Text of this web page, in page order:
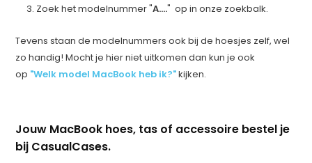
Zoek het modelnummer "A...." op in onze zoekbalk.
Tevens staan de modelnummers ook bij de hoesjes zelf, wel
zo handig! Mocht je hier niet uitkomen dan kun je ook
op "Welk model MacBook heb ik?"kijken.
Jouw MacBook hoes, tas of accessoire bestel je
bij CasualCases.